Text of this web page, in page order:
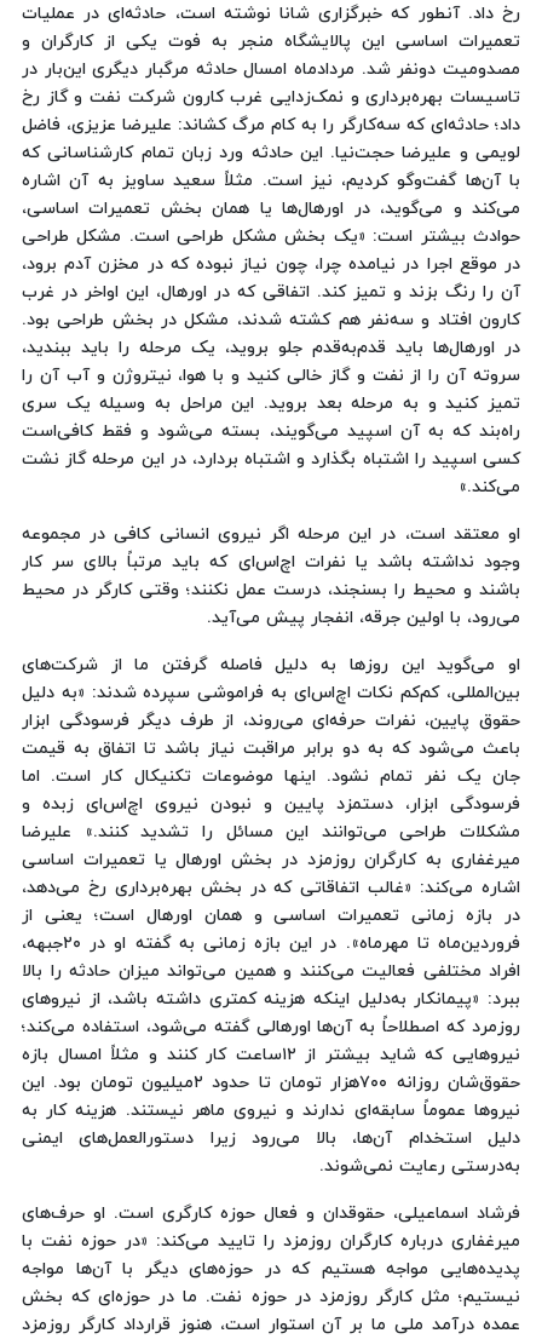
رخ داد. آنطور که خبرگزاری شانا نوشته است، حادثه‌ای در عملیات
تعمیرات اساسی این پالایشگاه منجر به فوت یکی از کارگران و
مصدومیت دونفر شد. مردادماه امسال حادثه‌ مرگبار دیگری این‌بار در
تاسیسات بهره‌برداری و نمک‌زدایی غرب کارون شرکت نفت و گاز رخ
داد؛ حادثه‌ای که سه‌کارگر را به کام مرگ کشاند: علیرضا عزیزی، فاضل
لویمی و علیرضا حجت‌نیا. این حادثه ورد زبان تمام کارشناسانی که
با آن‌ها گفت‌وگو کردیم، نیز است. مثلاً سعید ساویز به آن اشاره
می‌کند و می‌گوید، در اورهال‌ها یا همان بخش تعمیرات اساسی،
حوادث بیشتر است: «یک بخش مشکل طراحی است. مشکل طراحی
در موقع اجرا در نیامده چرا، چون نیاز نبوده که در مخزن آدم برود،
آن را رنگ بزند و تمیز کند. اتفاقی که در اورهال، این اواخر در غرب
کارون افتاد و سه‌نفر هم کشته شدند، مشکل در بخش طراحی بود.
در اورهال‌ها باید قدم‌به‌قدم جلو بروید، یک مرحله را باید ببندید،
سروته آن را از نفت و گاز خالی کنید و با هوا، نیتروژن و آب آن را
تمیز کنید و به مرحله بعد بروید. این مراحل به وسیله یک سری
راه‌بند که به آن اسپید می‌گویند، بسته می‌شود و فقط کافی‌است
کسی اسپید را اشتباه بگذارد و اشتباه بردارد، در این مرحله گاز نشت
می‌کند.»
او معتقد است، در این مرحله اگر نیروی انسانی کافی در مجموعه
وجود نداشته باشد یا نفرات اچ‌اس‌ای که باید مرتباً بالای سر کار
باشند و محیط را بسنجند، درست عمل نکنند؛ وقتی کارگر در محیط
می‌رود، با اولین جرقه، انفجار پیش می‌آید.
او می‌گوید این روزها به دلیل فاصله گرفتن ما از شرکت‌های
بین‌المللی، کم‌کم نکات اچ‌اس‌ای به فراموشی سپرده شدند: «به دلیل
حقوق پایین، نفرات حرفه‌ای می‌روند، از طرف دیگر فرسودگی ابزار
باعث می‌شود که به دو برابر مراقبت نیاز باشد تا اتفاق به قیمت
جان یک نفر تمام نشود. اینها موضوعات تکنیکال کار است. اما
فرسودگی ابزار، دستمزد پایین و نبودن نیروی اچ‌اس‌ای زبده و
مشکلات طراحی می‌توانند این مسائل را تشدید کنند.» علیرضا
میرغفاری به کارگران روزمزد در بخش اورهال یا تعمیرات اساسی
اشاره می‌کند: «غالب اتفاقاتی که در بخش بهره‌برداری رخ می‌دهد،
در بازه زمانی تعمیرات اساسی و همان اورهال است؛ یعنی از
فروردین‌ماه تا مهرماه». در این بازه زمانی به گفته او در ۲۰جبهه،
افراد مختلفی فعالیت می‌کنند و همین می‌تواند میزان حادثه را بالا
ببرد: «پیمانکار به‌دلیل اینکه هزینه کمتری داشته باشد، از نیروهای
روزمرد که اصطلاحاً به آن‌ها اورهالی گفته می‌شود، استفاده می‌کند؛
نیروهایی که شاید بیشتر از ۱۲ساعت کار کنند و مثلاً امسال بازه
حقوق‌شان روزانه ۷۰۰هزار تومان تا حدود ۲میلیون تومان بود. این
نیروها عموماً سابقه‌ای ندارند و نیروی ماهر نیستند. هزینه کار به
دلیل استخدام آن‌ها، بالا می‌رود زیرا دستورالعمل‌های ایمنی
به‌درستی رعایت نمی‌شوند.
فرشاد اسماعیلی، حقوقدان و فعال حوزه کارگری است. او حرف‌های
میرغفاری درباره کارگران روزمزد را تایید می‌کند: «در حوزه نفت با
پدیده‌هایی مواجه هستیم که در حوزه‌های دیگر با آن‌ها مواجه
نیستیم؛ مثل کارگر روزمزد در حوزه نفت. ما در حوزه‌ای که بخش
عمده‌ درآمد ملی ما بر آن استوار است، هنوز قرارداد کارگر روزمزد